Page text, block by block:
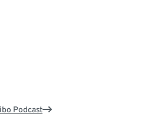
Podcast